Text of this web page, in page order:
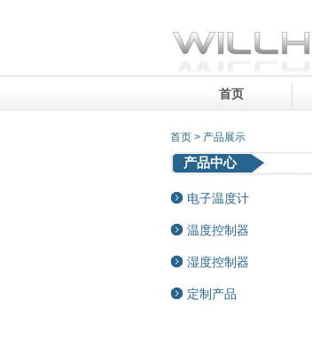
首页
首页 > 产品展示
产品中心
电子温度计
温度控制器
湿度控制器
定制产品